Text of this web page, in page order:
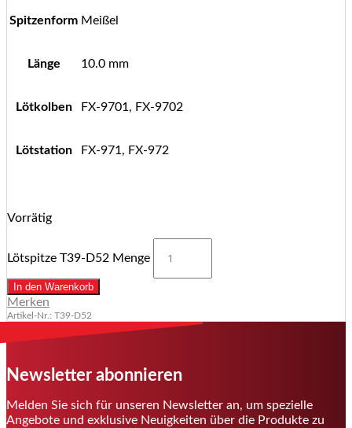
Spitzenform Meißel
Länge 10.0 mm
Lötkolben FX-9701, FX-9702
Lötstation FX-971, FX-972
Vorrätig
Lötspitze T39-D52 Menge
In den Warenkorb
Merken
Artikel-Nr.: T39-D52
Newsletter abonnieren
Melden Sie sich für unseren Newsletter an, um spezielle
Angebote und exklusive Neuigkeiten über die Produkte zu